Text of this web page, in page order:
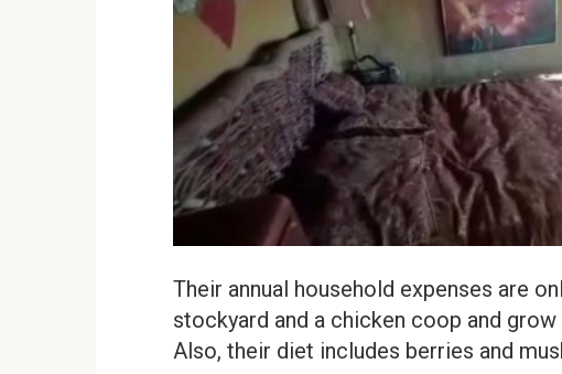
Their annual household expenses are
stockyard and a chicken coop and
Also, their diet includes berries and